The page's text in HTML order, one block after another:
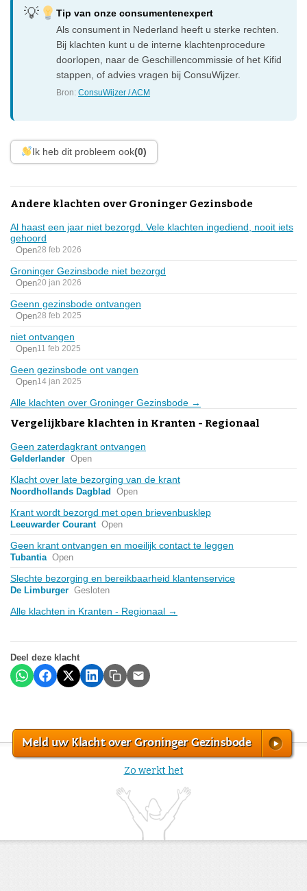
Tip van onze consumentenexpert
Als consument in Nederland heeft u sterke rechten.
Bij klachten kunt u de interne klachtenprocedure
doorlopen, naar de Geschillencommissie of het Kifid
stappen, of advies vragen bij ConsuWijzer.
Bron:ConsuWijzer / ACM
Ik heb dit probleem ook(0)
Andere klachten over Groninger Gezinsbode
Al haast een jaar niet bezorgd. Vele klachten ingediend, nooit iets
gehoord
Open28 feb 2026
Groninger Gezinsbode niet bezorgd
Open20 jan 2026
Geenn gezinsbode ontvangen
Open28 feb 2025
niet ontvangen
Open11 feb 2025
Geen gezinsbode ont vangen
Open14 jan 2025
Alle klachten over Groninger Gezinsbode →
Vergelijkbare klachten in Kranten - Regionaal
Geen zaterdagkrant ontvangen
Gelderlander Open
Klacht over late bezorging van de krant
Noordhollands Dagblad Open
Krant wordt bezorgd met open brievenbusklep
Leeuwarder Courant Open
Geen krant ontvangen en moeilijk contact te leggen
Tubantia Open
Slechte bezorging en bereikbaarheid klantenservice
De Limburger Gesloten
Alle klachten in Kranten - Regionaal →
Deel deze klacht
Meld uw Klacht over Groninger Gezinsbode
Zo werkt het